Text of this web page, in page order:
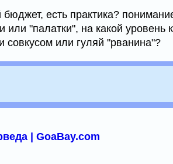
есть практика?
или "палатки", на какой уровень
или гуляй "рванина"?
| GoaBay.com